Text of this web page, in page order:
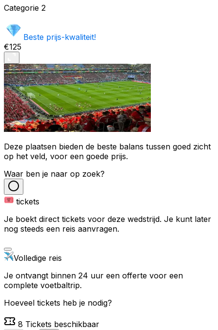
Categorie 2
Beste prijs-kwaliteit!
€125
Deze plaatsen bieden de beste balans tussen goed zicht
op het veld, voor een goede prijs.
Waar ben je naar op zoek?
tickets
Je boekt direct tickets voor deze wedstrijd. Je kunt later
nog steeds een reis aanvragen.
Volledige reis
Je ontvangt binnen 24 uur een offerte voor een
complete voetbaltrip.
Hoeveel tickets heb je nodig?
8 Tickets beschikbaar